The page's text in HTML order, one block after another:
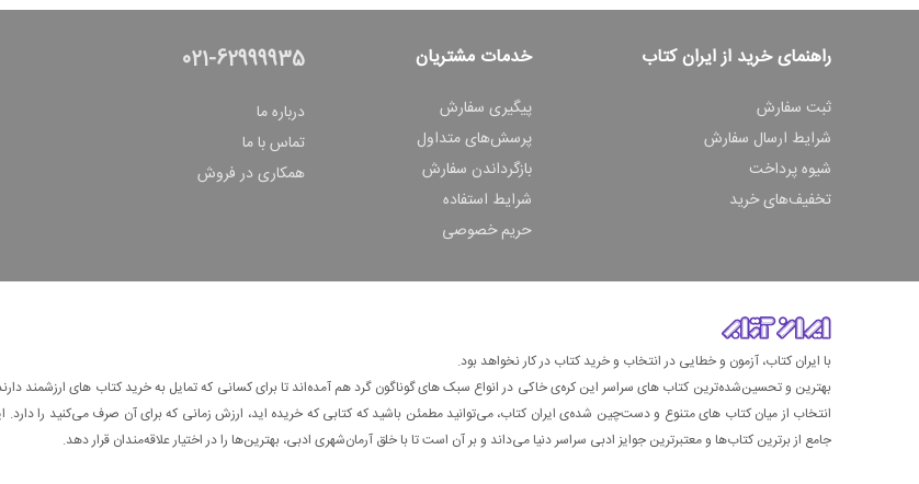
راهنمای خرید از ایران کتاب
ثبت سفارش
شرایط ارسال سفارش
شیوه پرداخت
تخفیف‌های خرید
خدمات مشتریان
پیگیری سفارش
پرسش‌های متداول
بازگرداندن سفارش
شرایط استفاده
حریم خصوصی
021-62999935
درباره ما
تماس با ما
همکاری در فروش
با ایران کتاب، آزمون و خطایی در انتخاب و خرید کتاب در کار نخواهد بود.
بهترین و تحسین‌شده‌ترین کتاب‌ های سراسر این کره‌ی خاکی در انواع سبک های گوناگون گرد هم آمده‌اند تا برای کسانی که تمایل به خرید کتاب های ارزشمند
انتخاب از میان کتاب های متنوع و دست‌چین شده‌ی ایران کتاب، می‌توانید مطمئن باشید که کتابی که خریده اید، ارزش زمانی که برای آن صرف می‌کنید را دارد.
جامع از برترین کتاب‌ها و معتبرترین جوایز ادبی سراسر دنیا می‌داند و بر آن است تا با خلق آرمان‌شهری ادبی، بهترین‌ها را در اختیار علاقه‌مندان قرار دهد.